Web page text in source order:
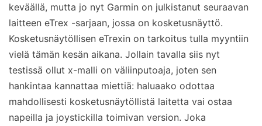
keväällä, mutta jo nyt Garmin on julkistanut seuraavan
laitteen eTrex -sarjaan, jossa on kosketusnäyttö.
Kosketusnäytöllisen eTrexin on tarkoitus tulla myyntiin
vielä tämän kesän aikana. Jollain tavalla siis nyt
testissä ollut x-malli on väliinputoaja, joten sen
hankintaa kannattaa miettiä: haluaako odottaa
mahdollisesti kosketusnäytöllistä laitetta vai ostaa
napeilla ja joystickilla toimivan version. Joka